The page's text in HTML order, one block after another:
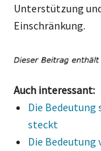
Unterstützung
Einschränkung.
Auch interessant:
Die Bedeutung
steckt
Die Bedeutung